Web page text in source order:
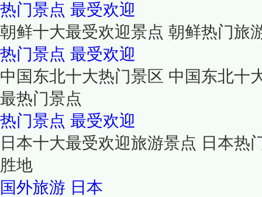
热门景点 最受欢迎
朝鲜十大最受欢迎景点 朝鲜热门旅
热门景点 最受欢迎
中国东北十大热门景区 中国东北十
最热门景点
热门景点 最受欢迎
日本十大最受欢迎旅游景点 日本热
胜地
国外旅游 日本